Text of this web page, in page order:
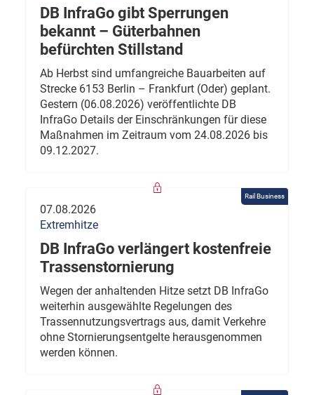
DB InfraGo gibt Sperrungen
bekannt – Güterbahnen
befürchten Stillstand
Ab Herbst sind umfangreiche Bauarbeiten auf
Strecke 6153 Berlin – Frankfurt (Oder) geplant.
Gestern (06.08.2026) veröffentlichte DB
InfraGo Details der Einschränkungen für diese
Maßnahmen im Zeitraum vom 24.08.2026 bis
09.12.2027.
Rail Business
07.08.2026
Extremhitze
DB InfraGo verlängert kostenfreie
Trassenstornierung
Wegen der anhaltenden Hitze setzt DB InfraGo
weiterhin ausgewählte Regelungen des
Trassennutzungsvertrags aus, damit Verkehre
ohne Stornierungsentgelte herausgenommen
werden können.